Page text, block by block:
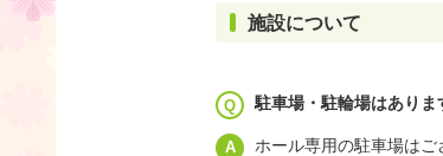
施設について
駐車場・駐輪場はありま
ホール専用の駐車場は